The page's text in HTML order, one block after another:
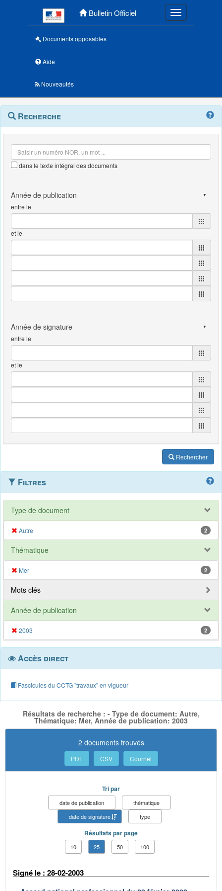
Bulletin Officiel Toggle
Documents opposables
Aide
Nouveautés
Navigation
outils
Menu
contextuel
Recherche
dans le texte intégral des documents
entre le
et le
entre le
et le
Rechercher
Filtres
Type de document
Autre 2
Thématique
Mer 2
Mots clés
Année de publication
2003 2
Accès direct
Fascicules du CCTG "travaux" en vigueur
Résultats de recherche : - Type de document: Autre,
Thématique: Mer, Année de publication: 2003
2 documents trouvés
PDF CSV Courriel
Tri par
date de publication
thématique
date de signature
type
Résultats par page
10 25 50 100
Signé le : 28-02-2003